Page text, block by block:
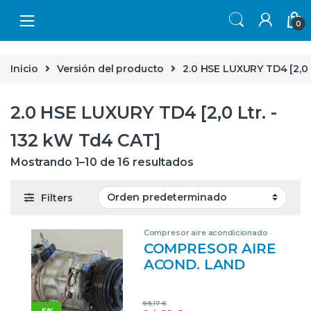
0
Inicio Versión del producto 2.0 HSE LUXURY TD4
2.0 HSE LUXURY TD4 [2,0 Ltr. -
132 kW Td4 CAT]
Mostrando 1–10 de 16 resultados
Filters
Compresor aire acondicionado
COMPRESOR AIRE
ACOND. LAND
99,17€